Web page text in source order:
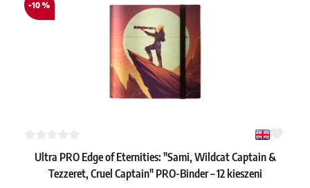
-10 %
Ultra PRO Edge of Eternities: "Sami, Wildcat Captain &
Tezzeret, Cruel Captain" PRO-Binder – 12 kieszeni